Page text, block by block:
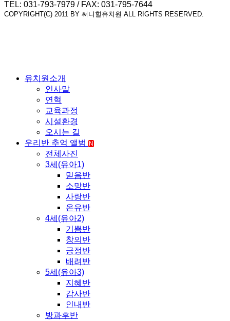
TEL: 031-793-7979 / FAX: 031-795-7644
COPYRIGHT(C) 2011 BY 써니힐유치원 ALL RIGHTS RESERVED.
유치원소개
인사말
연혁
교육과정
시설환경
오시는 길
우리반 추억 앨범
N
전체사진
3세(유아1)
믿음반
소망반
사랑반
온유반
4세(유아2)
기쁨반
창의반
긍정반
배려반
5세(유아3)
지혜반
감사반
인내반
방과후반